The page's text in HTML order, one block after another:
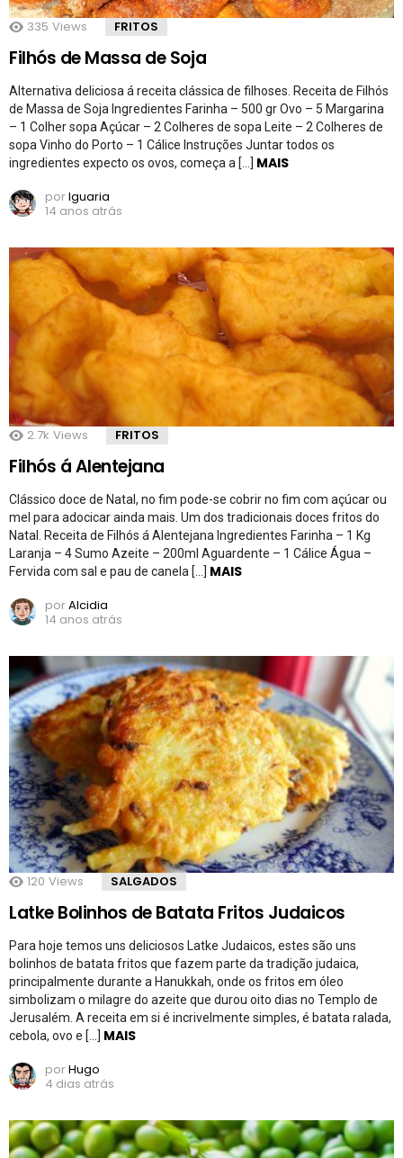
335 Views FRITOS
Filhós de Massa de Soja
Alternativa deliciosa á receita clássica de filhoses. Receita de Filhós
de Massa de Soja Ingredientes Farinha – 500 gr Ovo – 5 Margarina
– 1 Colher sopa Açúcar – 2 Colheres de sopa Leite – 2 Colheres de
sopa Vinho do Porto – 1 Cálice Instruções Juntar todos os
ingredientes expecto os ovos, começa a […] MAIS
porIguaria
14 anos atrás
2.7k Views FRITOS
Filhós á Alentejana
Clássico doce de Natal, no fim pode-se cobrir no fim com açúcar ou
mel para adocicar ainda mais. Um dos tradicionais doces fritos do
Natal. Receita de Filhós á Alentejana Ingredientes Farinha – 1 Kg
Laranja – 4 Sumo Azeite – 200ml Aguardente – 1 Cálice Água –
Fervida com sal e pau de canela […] MAIS
porAlcidia
14 anos atrás
120 Views SALGADOS
Latke Bolinhos de Batata Fritos Judaicos
Para hoje temos uns deliciosos Latke Judaicos, estes são uns
bolinhos de batata fritos que fazem parte da tradição judaica,
principalmente durante a Hanukkah, onde os fritos em óleo
simbolizam o milagre do azeite que durou oito dias no Templo de
Jerusalém. A receita em si é incrivelmente simples, é batata ralada,
cebola, ovo e […] MAIS
porHugo
4 dias atrás